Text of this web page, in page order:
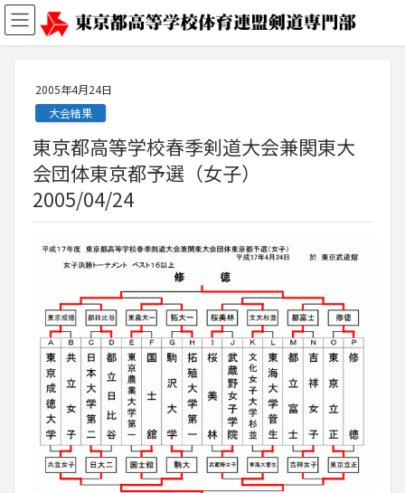
2005年4月24日
大会結果
東京都高等学校春季剣道大会兼関東大
会団体東京都予選（女子）
2005/04/24